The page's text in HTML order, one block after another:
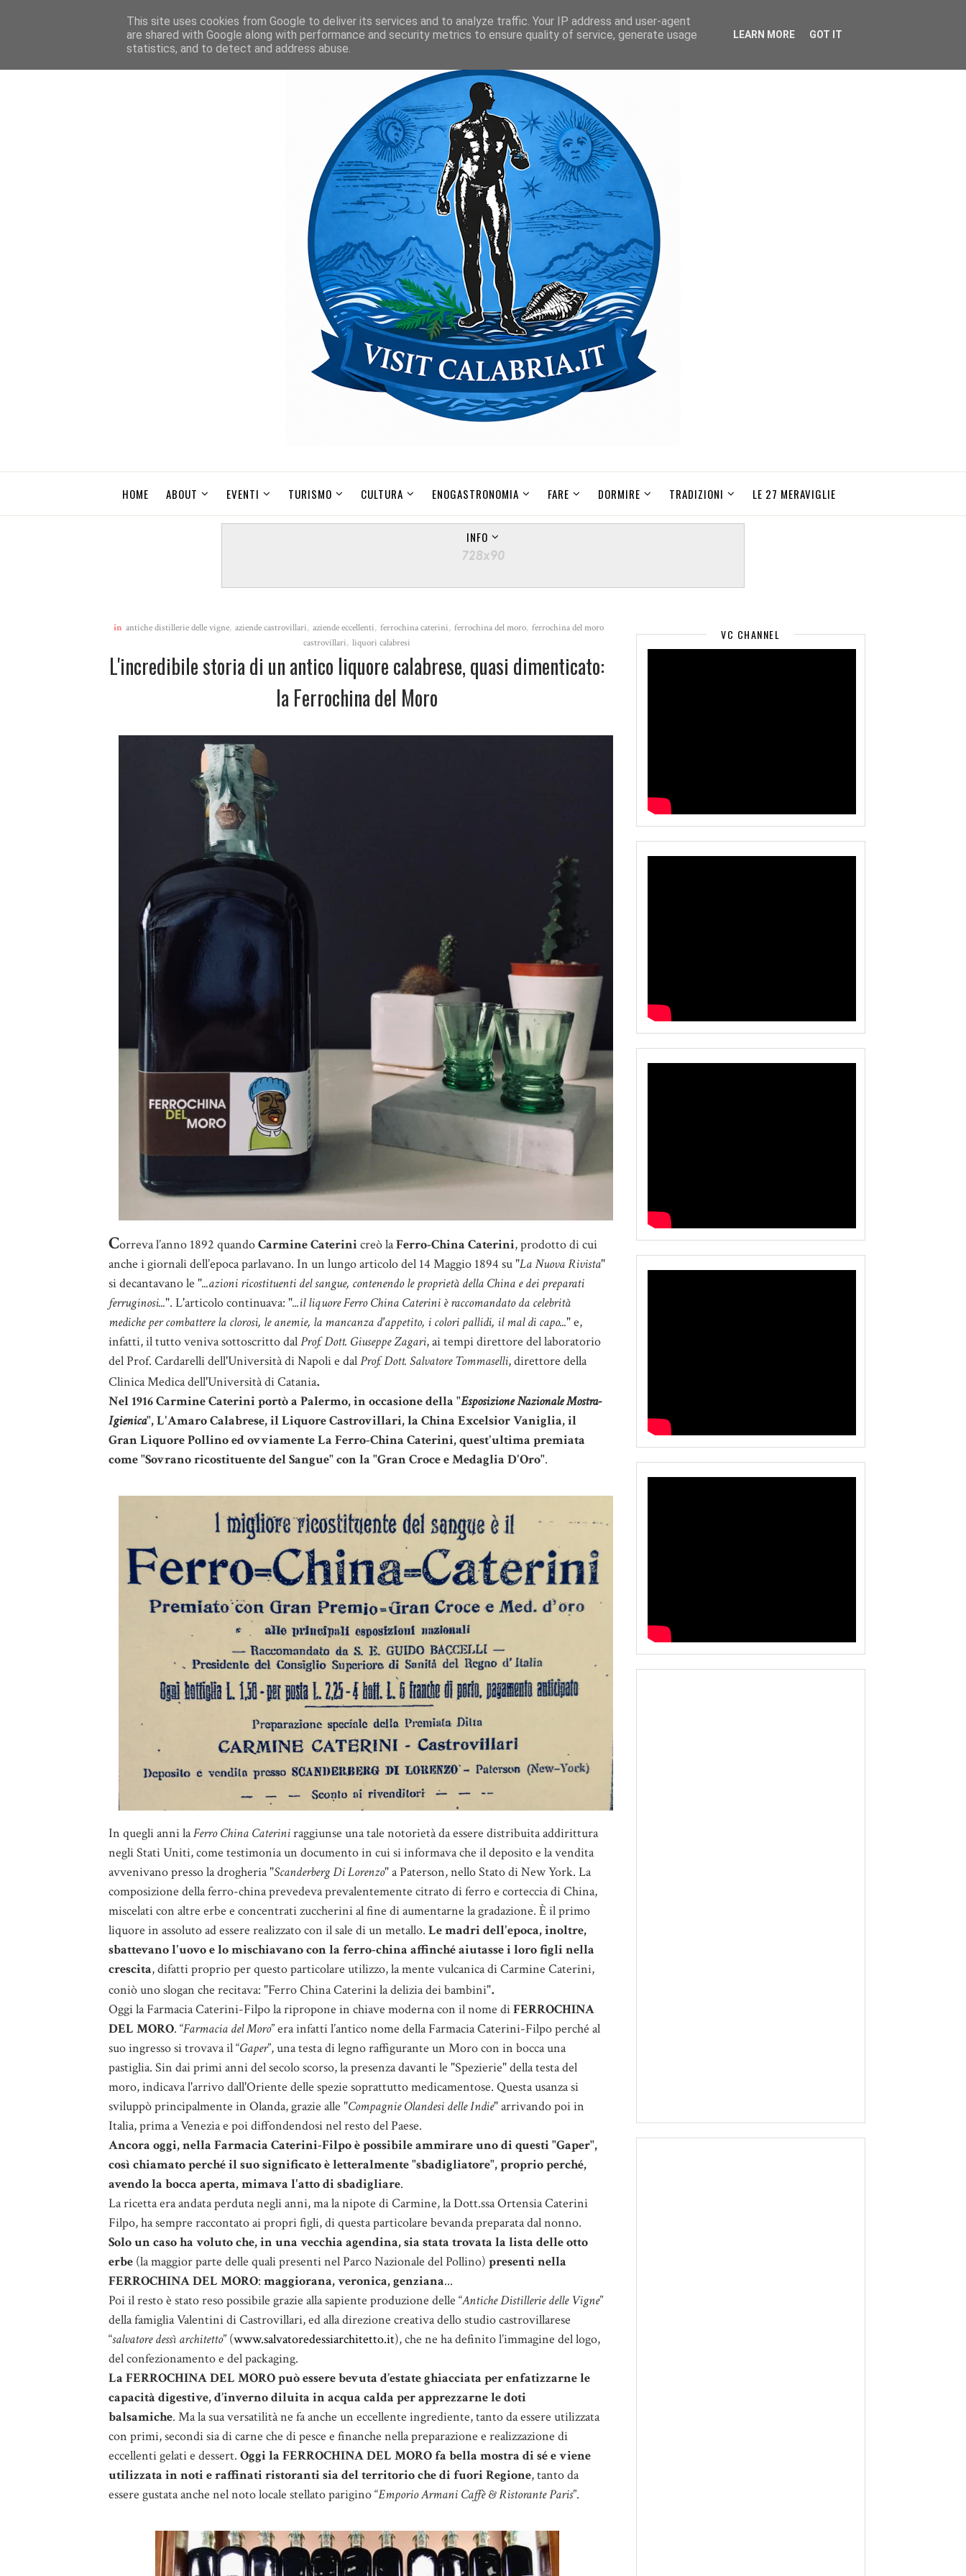
HOME ABOUT EVENTI TURISMO CULTURA ENOGASTRONOMIA FARE DORMIRE TRADIZIONI LE 27 MERAVIGLIE
INFO
in antiche distillerie delle vigne, aziende castrovillari, aziende eccellenti, ferrochina caterini, ferrochina del moro, ferrochina del moro
castrovillari, liquori calabresi
L'incredibile storia di un antico liquore calabrese, quasi dimenticato:
la Ferrochina del Moro
Correva l’anno 1892 quandoCarmine Caterini creò laFerro-China Caterini, prodotto di cui
anche i giornali dell’epoca parlavano. In un lungo articolo del 14 Maggio 1894 su "La Nuova Rivista"
si decantavano le "...azioni ricostituenti del sangue, contenendo le proprietà della China e dei preparati
ferruginosi...". L'articolo continuava: "...il liquore Ferro China Caterini è raccomandato da celebrità
mediche per combattere la clorosi, le anemie, la mancanza d'appetito, i colori pallidi, il mal di capo..." e,
infatti, il tutto veniva sottoscritto dalProf. Dott. Giuseppe Zagari, ai tempi direttore del laboratorio
del Prof. Cardarelli dell'Università di Napoli e dalProf. Dott. Salvatore Tommaselli, direttore della
Clinica Medica dell'Università di Catania.
Nel 1916 Carmine Caterini portò a Palermo, in occasione della "Esposizione Nazionale Mostra-
Igienica", L'Amaro Calabrese, il Liquore Castrovillari, la China Excelsior Vaniglia, il
Gran Liquore Pollino ed ovviamente La Ferro-China Caterini, quest'ultima premiata
come "Sovrano ricostituente del Sangue" con la "Gran Croce e Medaglia D'Oro".
In quegli anni laFerro China Cateriniraggiunse una tale notorietà da essere distribuita addirittura
negli Stati Uniti, come testimonia un documento in cui si informava che il deposito e la vendita
avvenivano presso la drogheria "Scanderberg Di Lorenzo" a Paterson, nello Stato di New York. La
composizione della ferro-china prevedeva prevalentemente citrato di ferro e corteccia di China,
miscelati con altre erbe e concentrati zuccherini al fine di aumentarne la gradazione. È il primo
liquore in assoluto ad essere realizzato con il sale di un metallo. Le madri dell'epoca, inoltre,
sbattevano l'uovo e lo mischiavano con la ferro-china affinché aiutasse i loro figli nella
crescita, difatti proprio per questo particolare utilizzo, la mente vulcanica di Carmine Caterini,
coniò uno slogan che recitava: "Ferro China Caterini la delizia dei bambini".
Oggi la Farmacia Caterini-Filpo la ripropone in chiave moderna con il nome diFERROCHINA
DEL MORO. “Farmacia del Moro” era infatti l’antico nome della Farmacia Caterini-Filpo perché al
suo ingresso si trovava il “Gaper”, una testa di legno raffigurante un Moro con in bocca una
pastiglia. Sin dai primi anni del secolo scorso, la presenza davanti le "Spezierie" della testa del
moro, indicava l'arrivo dall'Oriente delle spezie soprattutto medicamentose. Questa usanza si
sviluppò principalmente in Olanda, grazie alle "Compagnie Olandesi delle Indie" arrivando poi in
Italia, prima a Venezia e poi diffondendosi nel resto del Paese.
Ancora oggi, nella Farmacia Caterini-Filpo è possibile ammirare uno di questi "Gaper",
così chiamato perché il suo significato è letteralmente "sbadigliatore", proprio perché,
avendo la bocca aperta, mimava l'atto di sbadigliare.
La ricetta era andata perduta negli anni, ma la nipote di Carmine, la Dott.ssa Ortensia Caterini
Filpo, ha sempre raccontato ai propri figli, di questa particolare bevanda preparata dal nonno.
Solo un caso ha voluto che, in una vecchia agendina, sia stata trovata la lista delle otto
erbe(la maggior parte delle quali presenti nel Parco Nazionale del Pollino) presenti nella
FERROCHINA DEL MORO: maggiorana, veronica, genziana...
Poi il resto è stato reso possibile grazie alla sapiente produzione delle “Antiche Distillerie delle Vigne”
della famiglia Valentini di Castrovillari, ed alla direzione creativa dello studio castrovillarese
“salvatore dessì architetto” (www.salvatoredessiarchitetto.it), che ne ha definito l’immagine del logo,
del confezionamento e del packaging.
La FERROCHINA DEL MORO può essere bevuta d’estate ghiacciata per enfatizzarne le
capacità digestive, d’inverno diluita in acqua calda per apprezzarne le doti
balsamiche. Ma la sua versatilità ne fa anche un eccellente ingrediente, tanto da essere utilizzata
con primi, secondi sia di carne che di pesce e finanche nella preparazione e realizzazione di
eccellenti gelati e dessert. Oggi la FERROCHINA DEL MORO fa bella mostra di sé e viene
utilizzata in noti e raffinati ristoranti sia del territorio che di fuori Regione, tanto da
essere gustata anche nel noto locale stellato parigino “Emporio Armani Caffè & Ristorante Paris”.
VC CHANNEL
This site uses cookies from Google to deliver its services and to analyze traffic. Your IP address and user-agent
are shared with Google along with performance and security metrics to ensure quality of service, generate usage
statistics, and to detect and address abuse.
LEARN MORE GOT IT